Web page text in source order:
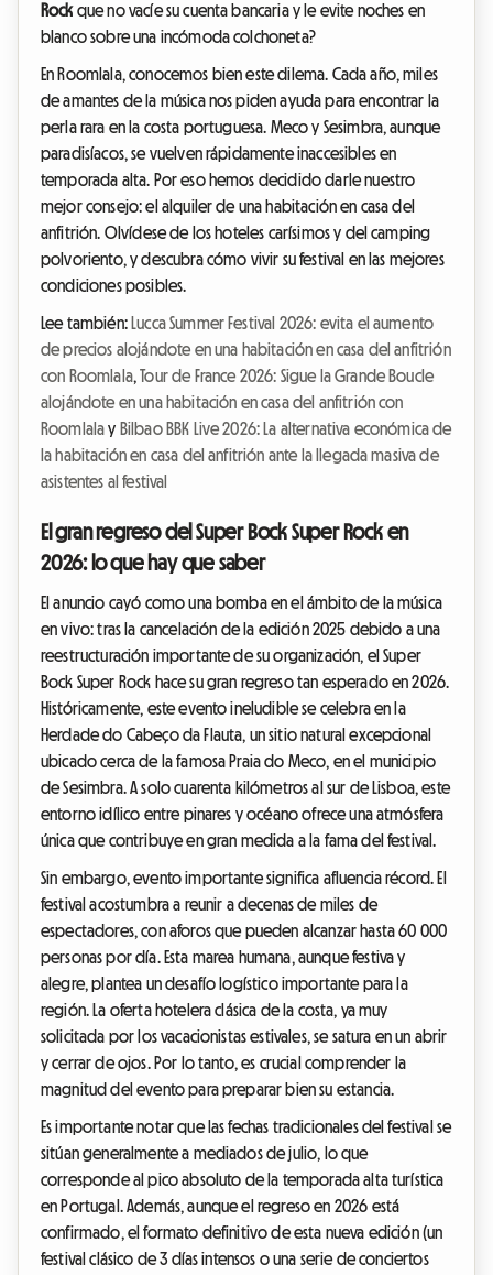
Rockque no vacíe su cuenta bancaria y le evite noches en
blanco sobre una incómoda colchoneta?
En Roomlala, conocemos bien este dilema. Cada año, miles
de amantes de la música nos piden ayuda para encontrar la
perla rara en la costa portuguesa. Meco y Sesimbra, aunque
paradisíacos, se vuelven rápidamente inaccesibles en
temporada alta. Por eso hemos decidido darle nuestro
mejor consejo: el alquiler de una habitación en casa del
anfitrión. Olvídese de los hoteles carísimos y del camping
polvoriento, y descubra cómo vivir su festival en las mejores
condiciones posibles.
Lee también: Lucca Summer Festival 2026: evita el aumento
de precios alojándote en una habitación en casa del anfitrión
con Roomlala,Tour de France 2026: Sigue la Grande Boucle
alojándote en una habitación en casa del anfitrión con
Roomlalay Bilbao BBK Live 2026: La alternativa económica de
la habitación en casa del anfitrión ante la llegada masiva de
asistentes al festival
El gran regreso del Super Bock Super Rock en
2026: lo que hay que saber
El anuncio cayó como una bomba en el ámbito de la música
en vivo: tras la cancelación de la edición 2025 debido a una
reestructuración importante de su organización, el Super
Bock Super Rock hace su gran regreso tan esperado en 2026.
Históricamente, este evento ineludible se celebra en la
Herdade do Cabeço da Flauta, un sitio natural excepcional
ubicado cerca de la famosa Praia do Meco, en el municipio
de Sesimbra. A solo cuarenta kilómetros al sur de Lisboa, este
entorno idílico entre pinares y océano ofrece una atmósfera
única que contribuye en gran medida a la fama del festival.
Sin embargo, evento importante significa afluencia récord. El
festival acostumbra a reunir a decenas de miles de
espectadores, con aforos que pueden alcanzar hasta 60 000
personas por día. Esta marea humana, aunque festiva y
alegre, plantea un desafío logístico importante para la
región. La oferta hotelera clásica de la costa, ya muy
solicitada por los vacacionistas estivales, se satura en un abrir
y cerrar de ojos. Por lo tanto, es crucial comprender la
magnitud del evento para preparar bien su estancia.
Es importante notar que las fechas tradicionales del festival se
sitúan generalmente a mediados de julio, lo que
corresponde al pico absoluto de la temporada alta turística
en Portugal. Además, aunque el regreso en 2026 está
confirmado, el formato definitivo de esta nueva edición (un
festival clásico de 3 días intensos o una serie de conciertos